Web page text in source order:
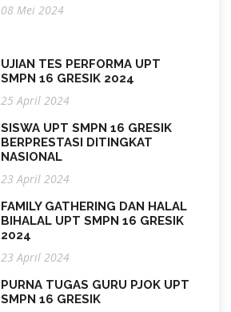
08 Mei 2024
UJIAN TES PERFORMA UPT
SMPN 16 GRESIK 2024
25 April 2024
SISWA UPT SMPN 16 GRESIK
BERPRESTASI DITINGKAT
NASIONAL
23 April 2024
FAMILY GATHERING DAN HALAL
BIHALAL UPT SMPN 16 GRESIK
2024
23 April 2024
PURNA TUGAS GURU PJOK UPT
SMPN 16 GRESIK